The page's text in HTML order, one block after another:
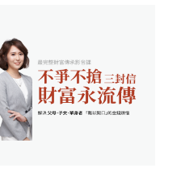
要！
歲以上政府送錢！職訓
「最高10萬」：在
待業都能申請